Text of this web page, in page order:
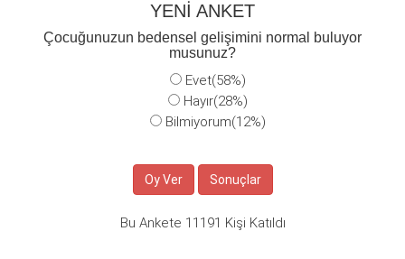
YENİ ANKET
Çocuğunuzun bedensel gelişimini normal buluyor
musunuz?
Evet(58%)
Hayır(28%)
Bilmiyorum(12%)
Bu Ankete 11191 Kişi Katıldı